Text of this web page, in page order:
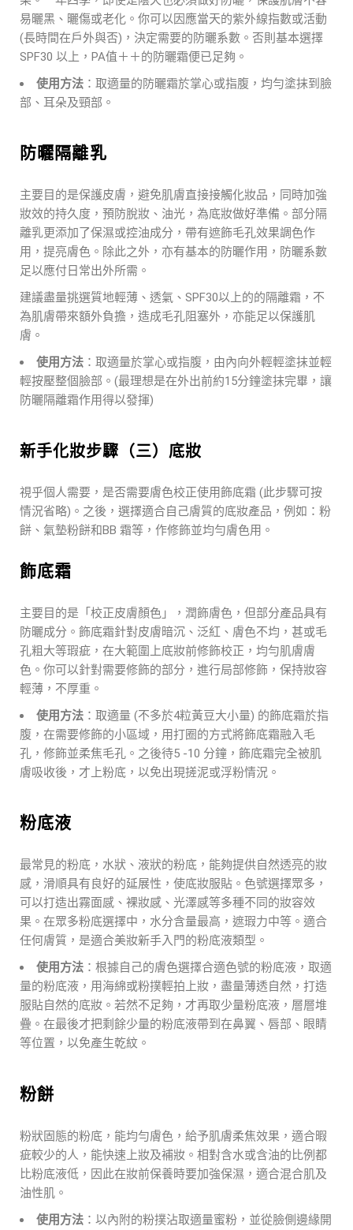
易曬黑、曬傷或老化。你可以因應當天的紫外線指數或活動
(長時間在戶外與否)，決定需要的防曬系數。否則基本選擇
SPF30 以上，PA值＋＋的防曬霜便已足夠。
使用方法 ：取適量的防曬霜於掌心或指腹，均勻塗抹到臉
部、耳朵及頸部。
防曬隔離乳
主要目的是保護皮膚，避免肌膚直接接觸化妝品，同時加強
妝效的持久度，預防脫妝、油光，為底妝做好準備。部分隔
離乳更添加了保濕或控油成分，帶有遮飾毛孔效果調色作
用，提亮膚色。除此之外，亦有基本的防曬作用，防曬系數
足以應付日常出外所需。
建議盡量挑選質地輕薄、透氣、SPF30以上的的隔離霜，不
為肌膚帶來額外負擔，造成毛孔阻塞外，亦能足以保護肌
膚。
使用方法 ：取適量於掌心或指腹，由內向外輕輕塗抹並輕
輕按壓整個臉部。(最理想是在外出前約15分鐘塗抹完畢，讓
防曬隔離霜作用得以發揮)
新手化妝步驟（三）底妝
視乎個人需要，是否需要膚色校正使用飾底霜 (此步驟可按
情況省略)。之後，選擇適合自己膚質的底妝產品，例如：粉
餅、氣墊粉餅和BB 霜等，作修飾並均勻膚色用。
飾底霜
主要目的是「校正皮膚顏色」，潤飾膚色，但部分產品具有
防曬成分。飾底霜針對皮膚暗沉、泛紅、膚色不均，甚或毛
孔粗大等瑕疵，在大範圍上底妝前修飾校正，均勻肌膚膚
色。你可以針對需要修飾的部分，進行局部修飾，保持妝容
輕薄，不厚重。
使用方法 ：取適量 (不多於4粒黃豆大小量) 的飾底霜於指
腹，在需要修飾的小區域，用打圈的方式將飾底霜融入毛
孔，修飾並柔焦毛孔。之後待5 -10 分鐘，飾底霜完全被肌
膚吸收後，才上粉底，以免出現搓泥或浮粉情況。
粉底液
最常見的粉底，水狀、液狀的粉底，能夠提供自然透亮的妝
感，滑順具有良好的延展性，使底妝服貼。色號選擇眾多，
可以打造出霧面感、裸妝感、光澤感等多種不同的妝容效
果。在眾多粉底選擇中，水分含量最高，遮瑕力中等。適合
任何膚質，是適合美妝新手入門的粉底液類型。
使用方法 ：根據自己的膚色選擇合適色號的粉底液，取適
量的粉底液，用海綿或粉撲輕拍上妝，盡量薄透自然，打造
服貼自然的底妝。若然不足夠，才再取少量粉底液，層層堆
疊。在最後才把剩餘少量的粉底液帶到在鼻翼、唇部、眼睛
等位置，以免產生乾紋。
粉餅
粉狀固態的粉底，能均勻膚色，給予肌膚柔焦效果，適合暇
疵較少的人，能快速上妝及補妝。相對含水或含油的比例都
比粉底液低，因此在妝前保養時要加強保濕，適合混合肌及
油性肌。
使用方法 ：以內附的粉撲沾取適量蜜粉，並從臉側邊緣開